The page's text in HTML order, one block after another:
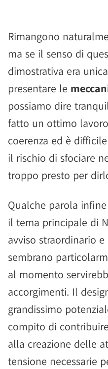
Rimangono
ma se il senso di
dimostrativa era
presentare le
possiamo dire
fatto un ottimo
coerenza ed è
il rischio di sfociare
troppo presto per
Qualche parola
il tema principale di
avviso straordinario e
sembrano
al momento
accorgimenti. Il
grandissimo
compito di
alla creazione delle
tensione necessarie